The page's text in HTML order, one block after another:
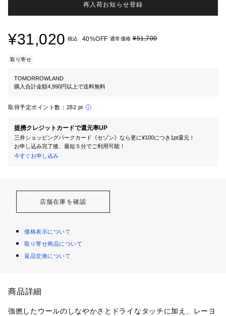
再入荷お知らせ登録
¥31,020 税込 40%OFF 通常価格 ¥51,700
取り寄せ
TOMORROWLAND
購入合計金額4,990円以上で送料無料
取得予定ポイント数： 282 pt
提携クレジットカードで還元率UP
三井ショッピングパークカード《セゾン》なら更に¥100につき1pt還元！
お申し込み完了後、最短５分でご利用可能！
今すぐお申し込み
店舗在庫を確認
価格表示について
取り寄せ商品について
返品交換について
商品詳細
強撚したウールのしなやかさとドライなタッチに加え、レーヨ